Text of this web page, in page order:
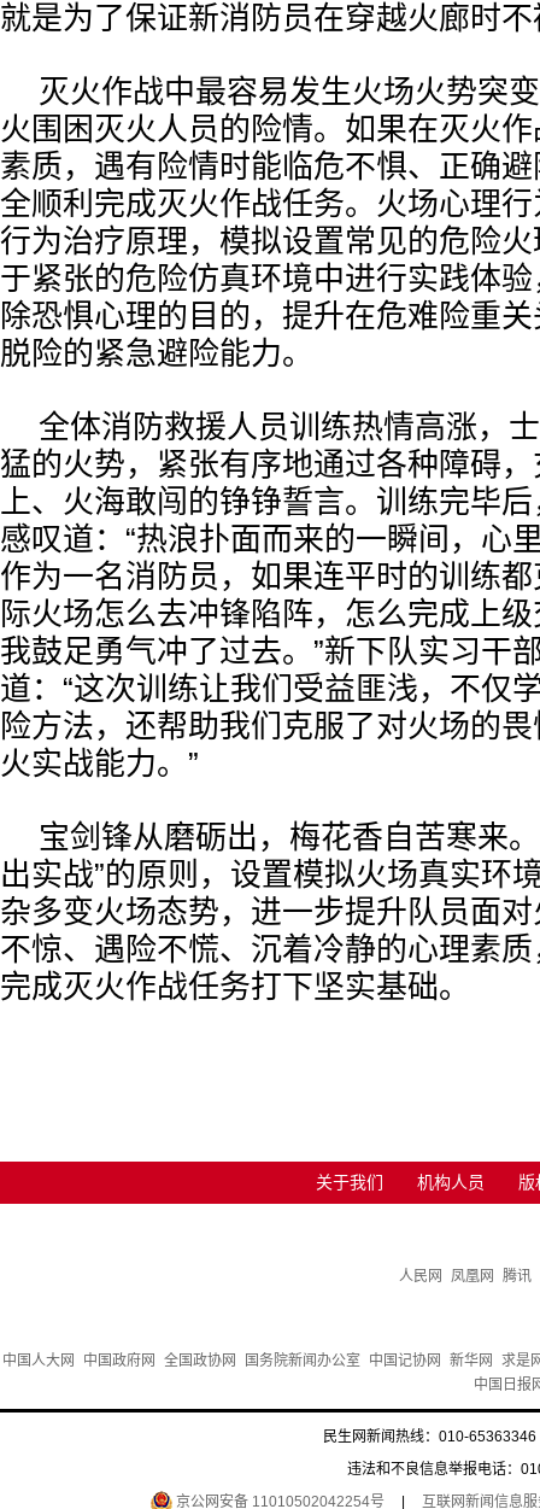
就是为了保证新消防员在穿越火廊时
灭火作战中最容易发生火场火势突
火围困灭火人员的险情。如果在灭火
素质，遇有险情时能临危不惧、正确
全顺利完成灭火作战任务。火场心理
行为治疗原理，模拟设置常见的危险
于紧张的危险仿真环境中进行实践体
除恐惧心理的目的，提升在危难险重
脱险的紧急避险能力。
全体消防救援人员训练热情高涨，
猛的火势，紧张有序地通过各种障碍
上、火海敢闯的铮铮誓言。训练完毕
感叹道：“热浪扑面而来的一瞬间，心
作为一名消防员，如果连平时的训练
际火场怎么去冲锋陷阵，怎么完成上
我鼓足勇气冲了过去。”新下队实习干
道：“这次训练让我们受益匪浅，不仅
险方法，还帮助我们克服了对火场的
火实战能力。”
宝剑锋从磨砺出，梅花香自苦寒来
出实战”的原则，设置模拟火场真实环
杂多变火场态势，进一步提升队员面
不惊、遇险不慌、沉着冷静的心理素
完成灭火作战任务打下坚实基础。
关于我们 机构人员 版
人民网 凤凰网 腾讯
中国人大网 中国政府网 全国政协网 国务院新闻办公室 中国记协网 新华网
求是
中国日报
民生网新闻热线：010-
违法和不良信息举报电话：
京公网安备 11010502042254号
互联网新闻信息